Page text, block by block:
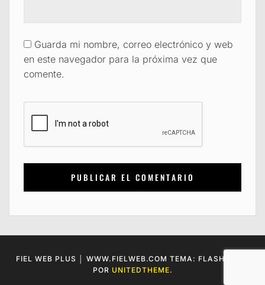
Guarda mi nombre, correo electrónico y web
en este navegador para la próxima vez que
comente.
FIEL WEB PLUS │ WWW.FIELWEB.COM TEMA: FLASH BLOG
POR UNITEDTHEME.